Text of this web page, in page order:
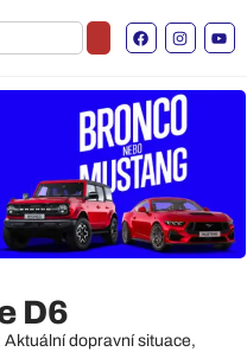
D6
dopravní situace,